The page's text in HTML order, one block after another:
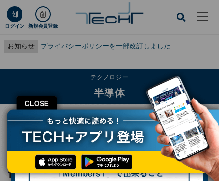
ログイン 新規会員登録
お知らせ プライバシーポリシーを一部改訂しました
CLOSE
テクノロジー
半導体
TECH+ テクノロジー
半導体
インフィニオン、205℃での動作に対応する1300V SiCモジュールを発表
インフィニオン、205℃での動作に対応する
1300V SiCモジュールを発表